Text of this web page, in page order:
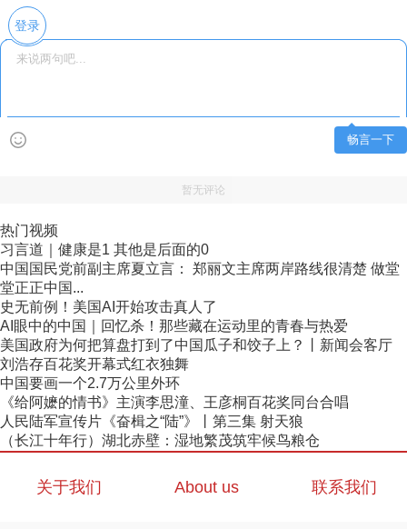
登录
畅言一下
暂无评论
热门视频
习言道｜健康是1 其他是后面的0
中国国民党前副主席夏立言： 郑丽文主席两岸路线很清楚 做堂
堂正正中国...
史无前例！美国AI开始攻击真人了
AI眼中的中国｜回忆杀！那些藏在运动里的青春与热爱
美国政府为何把算盘打到了中国瓜子和饺子上？丨新闻会客厅
刘浩存百花奖开幕式红衣独舞
中国要画一个2.7万公里外环
《给阿嬷的情书》主演李思潼、王彦桐百花奖同台合唱
人民陆军宣传片《奋楫之“陆”》丨第三集 射天狼
（长江十年行）湖北赤壁：湿地繁茂筑牢候鸟粮仓
关于我们 About us 联系我们